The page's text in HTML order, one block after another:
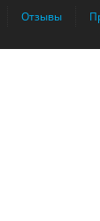
Отзывы